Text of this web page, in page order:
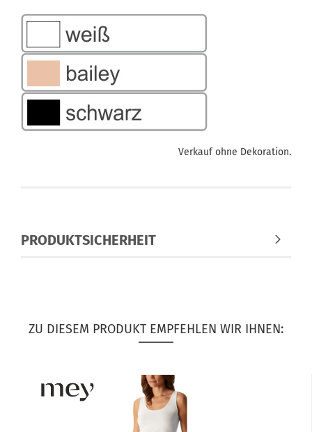
Verkauf ohne Dekoration.
PRODUKTSICHERHEIT
ZU DIESEM PRODUKT EMPFEHLEN WIR IHNEN: